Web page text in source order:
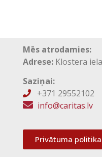
Mēs atrodamies:
Adrese: Klostera
Saziņai:
+371 29552102
 info@caritas.lv
Privātuma politika